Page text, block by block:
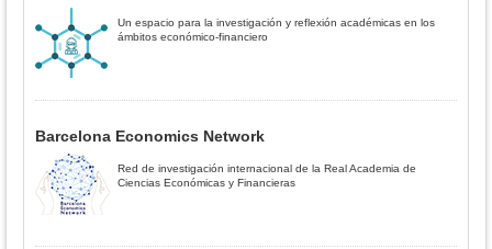
Un espacio para la investigación y reflexión académicas en los
ámbitos económico-financiero
Barcelona Economics Network
Red de investigación internacional de la Real Academia de
Ciencias Económicas y Financieras